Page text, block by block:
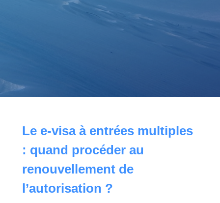
Le e-visa à entrées multiples
: quand procéder au
renouvellement de
l’autorisation ?